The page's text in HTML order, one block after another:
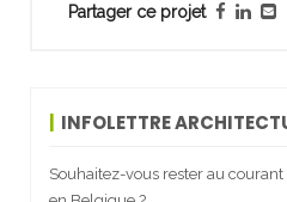
Partager ce projet
INFOLETTRE
Souhaitez-vous rester au